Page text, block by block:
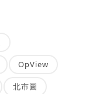
OpView
北市圖